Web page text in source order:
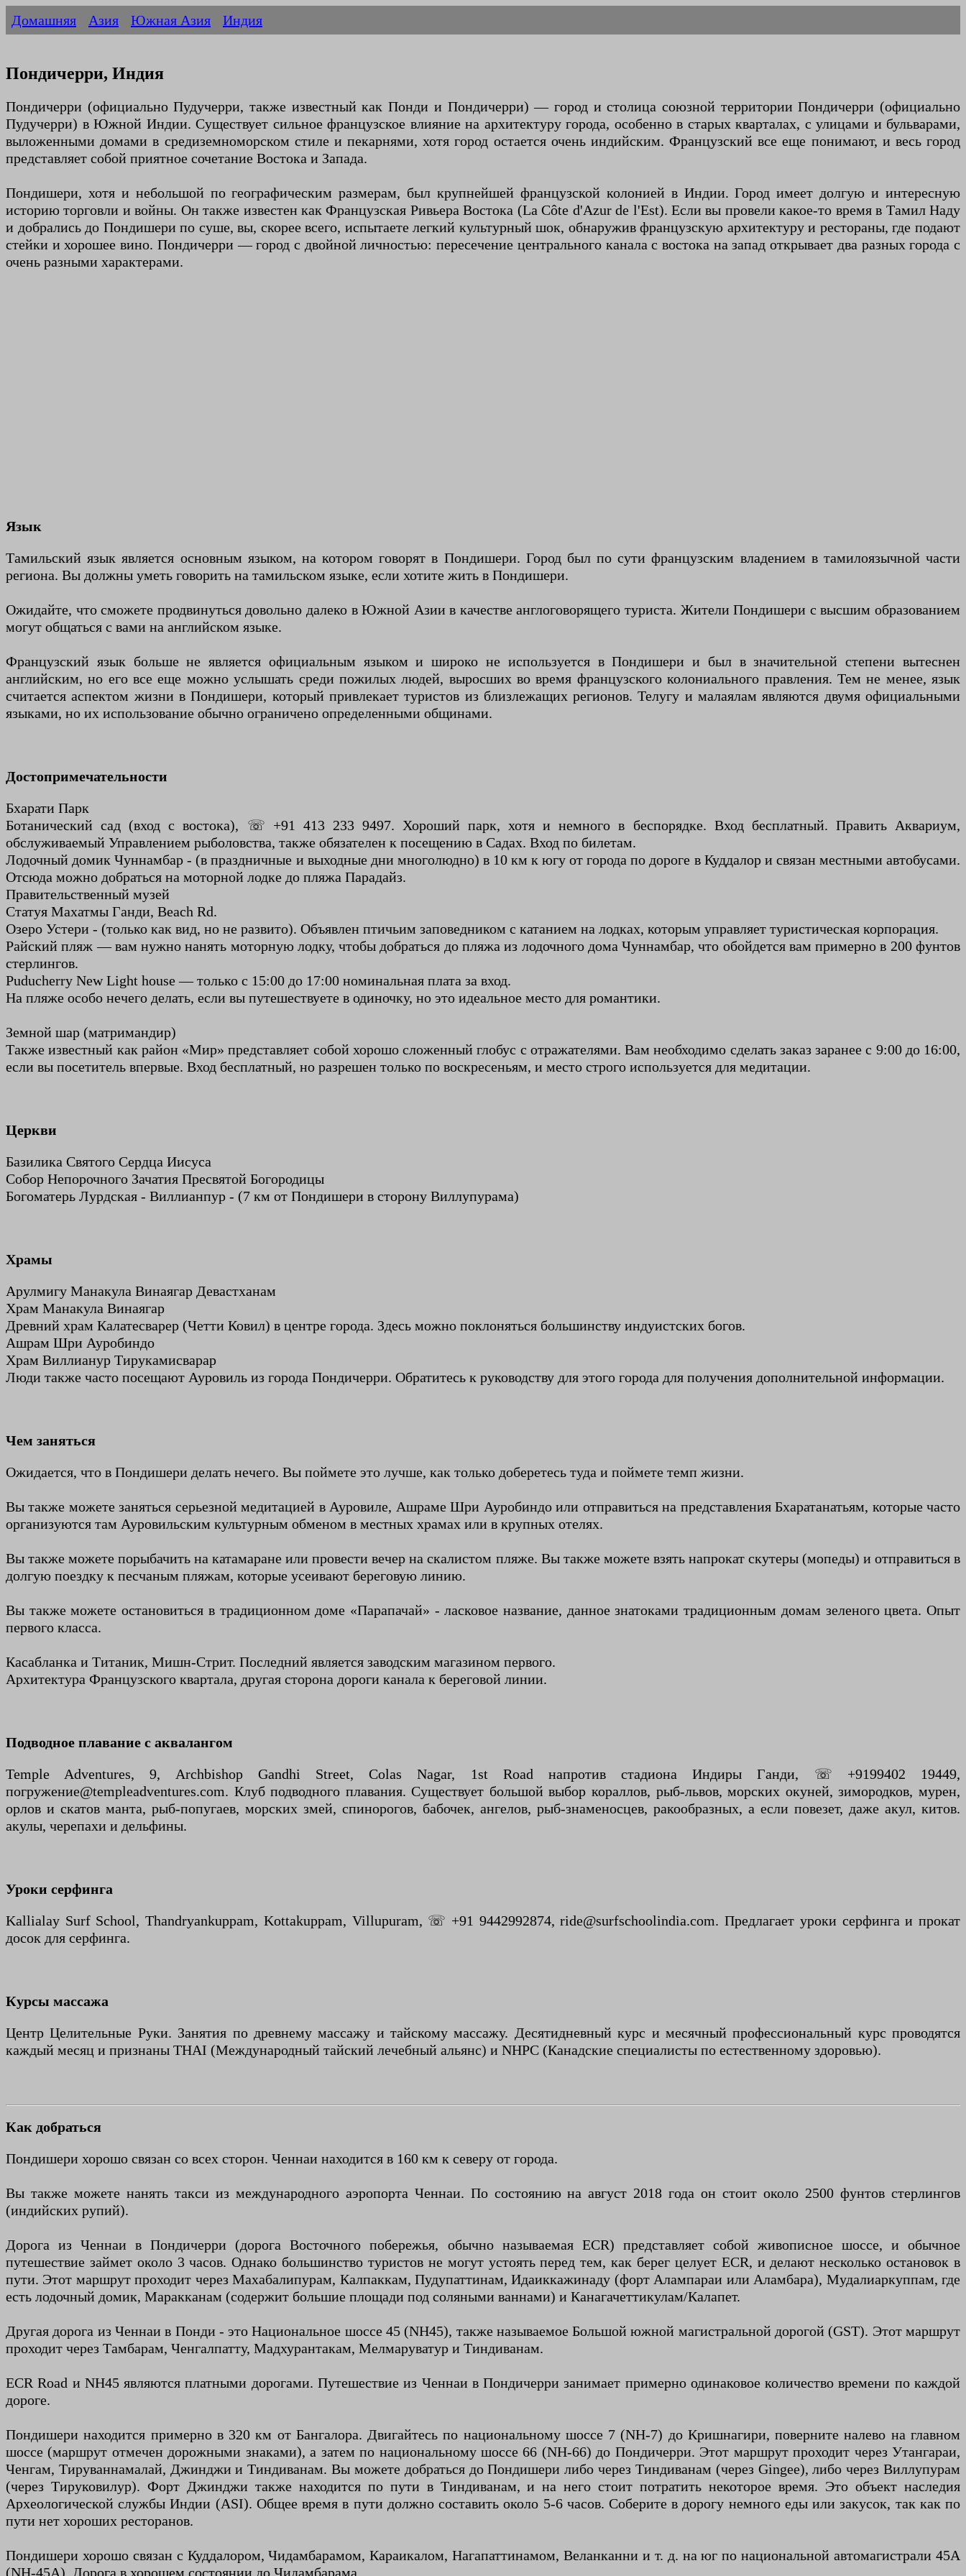
Домашняя Азия Южная Азия Индия
Пондичерри, Индия
Пондичерри (официально Пудучерри, также известный как Понди и Пондичерри) — город и столица союзной территории Пондичерри (официально
Пудучерри) в Южной Индии. Существует сильное французское влияние на архитектуру города, особенно в старых кварталах, с улицами и бульварами,
выложенными домами в средиземноморском стиле и пекарнями, хотя город остается очень индийским. Французский все еще понимают, и весь город
представляет собой приятное сочетание Востока и Запада.
Пондишери, хотя и небольшой по географическим размерам, был крупнейшей французской колонией в Индии. Город имеет долгую и интересную
историю торговли и войны. Он также известен как Французская Ривьера Востока (La Côte d'Azur de l'Est). Если вы провели какое-то время в Тамил Наду
и добрались до Пондишери по суше, вы, скорее всего, испытаете легкий культурный шок, обнаружив французскую архитектуру и рестораны, где подают
стейки и хорошее вино. Пондичерри — город с двойной личностью: пересечение центрального канала с востока на запад открывает два разных города с
очень разными характерами.
Язык
Тамильский язык является основным языком, на котором говорят в Пондишери. Город был по сути французским владением в тамилоязычной части
региона. Вы должны уметь говорить на тамильском языке, если хотите жить в Пондишери.
Ожидайте, что сможете продвинуться довольно далеко в Южной Азии в качестве англоговорящего туриста. Жители Пондишери с высшим образованием
могут общаться с вами на английском языке.
Французский язык больше не является официальным языком и широко не используется в Пондишери и был в значительной степени вытеснен
английским, но его все еще можно услышать среди пожилых людей, выросших во время французского колониального правления. Тем не менее, язык
считается аспектом жизни в Пондишери, который привлекает туристов из близлежащих регионов. Телугу и малаялам являются двумя официальными
языками, но их использование обычно ограничено определенными общинами.
Достопримечательности
Бхарати Парк
Ботанический сад (вход с востока), ☏ +91 413 233 9497. Хороший парк, хотя и немного в беспорядке. Вход бесплатный. Править Аквариум,
обслуживаемый Управлением рыболовства, также обязателен к посещению в Садах. Вход по билетам.
Лодочный домик Чуннамбар - (в праздничные и выходные дни многолюдно) в 10 км к югу от города по дороге в Куддалор и связан местными автобусами.
Отсюда можно добраться на моторной лодке до пляжа Парадайз.
Правительственный музей
Статуя Махатмы Ганди, Beach Rd.
Озеро Устери - (только как вид, но не развито). Объявлен птичьим заповедником с катанием на лодках, которым управляет туристическая корпорация.
Райский пляж — вам нужно нанять моторную лодку, чтобы добраться до пляжа из лодочного дома Чуннамбар, что обойдется вам примерно в 200 фунтов
стерлингов.
Puducherry New Light house — только с 15:00 до 17:00 номинальная плата за вход.
На пляже особо нечего делать, если вы путешествуете в одиночку, но это идеальное место для романтики.
Земной шар (матримандир)
Также известный как район «Мир» представляет собой хорошо сложенный глобус с отражателями. Вам необходимо сделать заказ заранее с 9:00 до 16:00,
если вы посетитель впервые. Вход бесплатный, но разрешен только по воскресеньям, и место строго используется для медитации.
Церкви
Базилика Святого Сердца Иисуса
Собор Непорочного Зачатия Пресвятой Богородицы
Богоматерь Лурдская - Виллианпур - (7 км от Пондишери в сторону Виллупурама)
Храмы
Арулмигу Манакула Винаягар Девастханам
Храм Манакула Винаягар
Древний храм Калатесварер (Четти Ковил) в центре города. Здесь можно поклоняться большинству индуистских богов.
Ашрам Шри Ауробиндо
Храм Виллианур Тирукамисварар
Люди также часто посещают Ауровиль из города Пондичерри. Обратитесь к руководству для этого города для получения дополнительной информации.
Чем заняться
Ожидается, что в Пондишери делать нечего. Вы поймете это лучше, как только доберетесь туда и поймете темп жизни.
Вы также можете заняться серьезной медитацией в Ауровиле, Ашраме Шри Ауробиндо или отправиться на представления Бхаратанатьям, которые часто
организуются там Ауровильским культурным обменом в местных храмах или в крупных отелях.
Вы также можете порыбачить на катамаране или провести вечер на скалистом пляже. Вы также можете взять напрокат скутеры (мопеды) и отправиться в
долгую поездку к песчаным пляжам, которые усеивают береговую линию.
Вы также можете остановиться в традиционном доме «Парапачай» - ласковое название, данное знатоками традиционным домам зеленого цвета. Опыт
первого класса.
Касабланка и Титаник, Мишн-Стрит. Последний является заводским магазином первого.
Архитектура Французского квартала, другая сторона дороги канала к береговой линии.
Подводное плавание с аквалангом
Temple Adventures, 9, Archbishop Gandhi Street, Colas Nagar, 1st Road напротив стадиона Индиры Ганди, ☏ +9199402 19449,
погружение@templeadventures.com. Клуб подводного плавания. Существует большой выбор кораллов, рыб-львов, морских окуней, зимородков, мурен,
орлов и скатов манта, рыб-попугаев, морских змей, спинорогов, бабочек, ангелов, рыб-знаменосцев, ракообразных, а если повезет, даже акул, китов.
акулы, черепахи и дельфины.
Уроки серфинга
Kallialay Surf School, Thandryankuppam, Kottakuppam, Villupuram, ☏ +91 9442992874, ride@surfschoolindia.com. Предлагает уроки серфинга и прокат
досок для серфинга.
Курсы массажа
Центр Целительные Руки. Занятия по древнему массажу и тайскому массажу. Десятидневный курс и месячный профессиональный курс проводятся
каждый месяц и признаны THAI (Международный тайский лечебный альянс) и NHPC (Канадские специалисты по естественному здоровью).
Как добраться
Пондишери хорошо связан со всех сторон. Ченнаи находится в 160 км к северу от города.
Вы также можете нанять такси из международного аэропорта Ченнаи. По состоянию на август 2018 года он стоит около 2500 фунтов стерлингов
(индийских рупий).
Дорога из Ченнаи в Пондичерри (дорога Восточного побережья, обычно называемая ECR) представляет собой живописное шоссе, и обычное
путешествие займет около 3 часов. Однако большинство туристов не могут устоять перед тем, как берег целует ECR, и делают несколько остановок в
пути. Этот маршрут проходит через Махабалипурам, Калпаккам, Пудупаттинам, Идаиккажинаду (форт Алампараи или Аламбара), Мудалиаркуппам, где
есть лодочный домик, Маракканам (содержит большие площади под соляными ваннами) и Канагачеттикулам/Калапет.
Другая дорога из Ченнаи в Понди - это Национальное шоссе 45 (NH45), также называемое Большой южной магистральной дорогой (GST). Этот маршрут
проходит через Тамбарам, Ченгалпатту, Мадхурантакам, Мелмаруватур и Тиндиванам.
ECR Road и NH45 являются платными дорогами. Путешествие из Ченнаи в Пондичерри занимает примерно одинаковое количество времени по каждой
дороге.
Пондишери находится примерно в 320 км от Бангалора. Двигайтесь по национальному шоссе 7 (NH-7) до Кришнагири, поверните налево на главном
шоссе (маршрут отмечен дорожными знаками), а затем по национальному шоссе 66 (NH-66) до Пондичерри. Этот маршрут проходит через Утангараи,
Ченгам, Тируваннамалай, Джинджи и Тиндиванам. Вы можете добраться до Пондишери либо через Тиндиванам (через Gingee), либо через Виллупурам
(через Тируковилур). Форт Джинджи также находится по пути в Тиндиванам, и на него стоит потратить некоторое время. Это объект наследия
Археологической службы Индии (ASI). Общее время в пути должно составить около 5-6 часов. Соберите в дорогу немного еды или закусок, так как по
пути нет хороших ресторанов.
Пондишери хорошо связан с Куддалором, Чидамбарамом, Караикалом, Нагапаттинамом, Веланканни и т. д. на юг по национальной автомагистрали 45A
(NH-45A). Дорога в хорошем состоянии до Чидамбарама.